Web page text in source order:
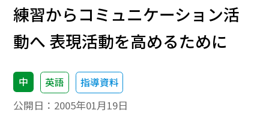
練習からコミュニケーション活
動へ 表現活動を高めるために
中 英語 指導資料
公開日： 2005年01月19日